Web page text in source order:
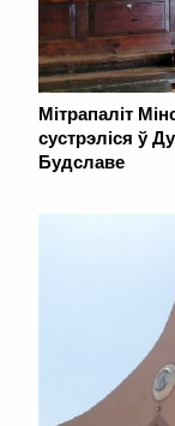
Мітрапаліт
сустрэліся ў
Будславе